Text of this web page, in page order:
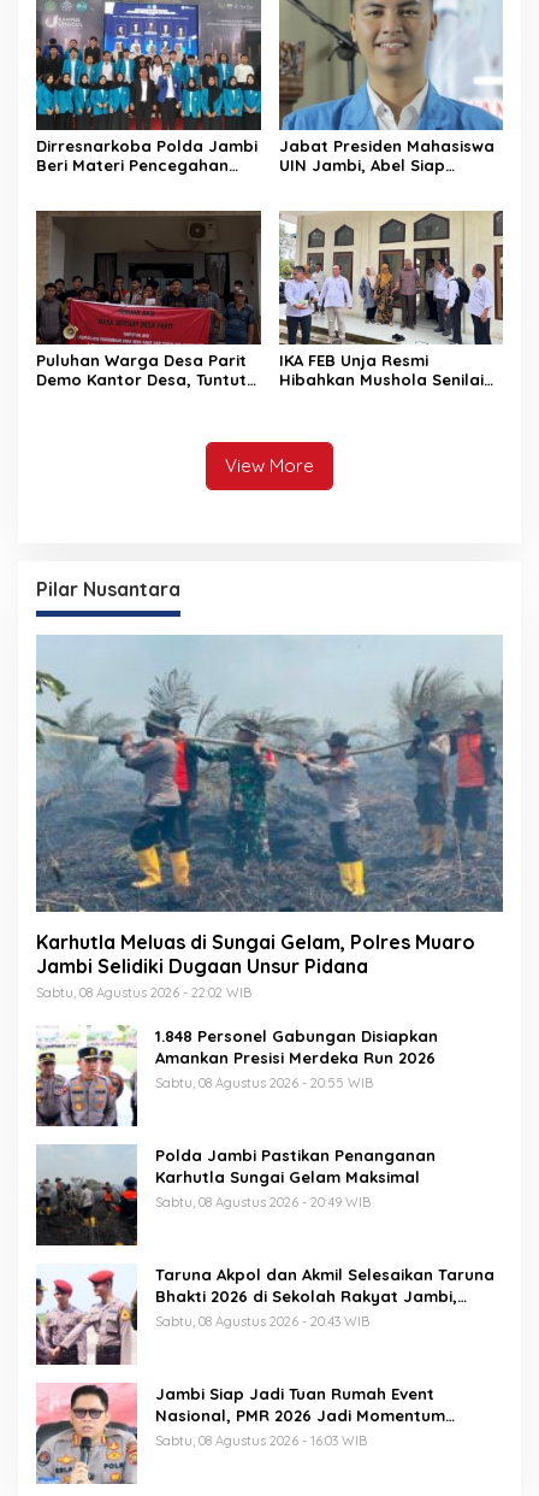
Unja Periode 2026–2027
Dirresnarkoba Polda Jambi
Beri Materi Pencegahan
Jabat Presiden Mahasiswa
UIN Jambi, Abel Siap
Puluhan Warga Desa Parit
Demo Kantor Desa, Tuntut
IKA FEB Unja Resmi
Hibahkan Mushola Senilai
View More
Pilar Nusantara
Karhutla Meluas di Sungai Gelam, Polres Muaro
Jambi Selidiki Dugaan Unsur Pidana
Sabtu, 08 Agustus 2026 - 22:02 WIB
1.848 Personel Gabungan Disiapkan
Amankan Presisi Merdeka Run 2026
Sabtu, 08 Agustus 2026 - 20:55 WIB
Polda Jambi Pastikan Penanganan
Karhutla Sungai Gelam Maksimal
Sabtu, 08 Agustus 2026 - 20:49 WIB
Taruna Akpol dan Akmil Selesaikan Taruna
Bhakti 2026 di Sekolah Rakyat Jambi,
Kegiatan Berlangsung Aman dan Lancar
Sabtu, 08 Agustus 2026 - 20:43 WIB
Jambi Siap Jadi Tuan Rumah Event
Nasional, PMR 2026 Jadi Momentum
Pembuktian
Sabtu, 08 Agustus 2026 - 16:03 WIB